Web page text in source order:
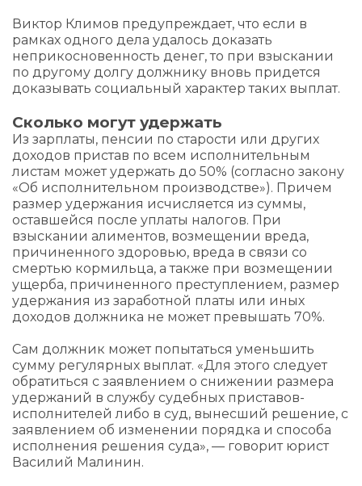
Виктор Климов предупреждает, что если в
рамках одного дела удалось доказать
неприкосновенность денег, то при взыскании
по другому долгу должнику вновь придется
доказывать социальный характер таких выплат.
Сколько могут удержать
Из зарплаты, пенсии по старости или других
доходов пристав по всем исполнительным
листам может удержать до 50% (согласно закону
«Об исполнительном производстве»). Причем
размер удержания исчисляется из суммы,
оставшейся после уплаты налогов. При
взыскании алиментов, возмещении вреда,
причиненного здоровью, вреда в связи со
смертью кормильца, а также при возмещении
ущерба, причиненного преступлением, размер
удержания из заработной платы или иных
доходов должника не может превышать 70%.
Сам должник может попытаться уменьшить
сумму регулярных выплат. «Для этого следует
обратиться с заявлением о снижении размера
удержаний в службу судебных приставов-
исполнителей либо в суд, вынесший решение, с
заявлением об изменении порядка и способа
исполнения решения суда», — говорит юрист
Василий Малинин.